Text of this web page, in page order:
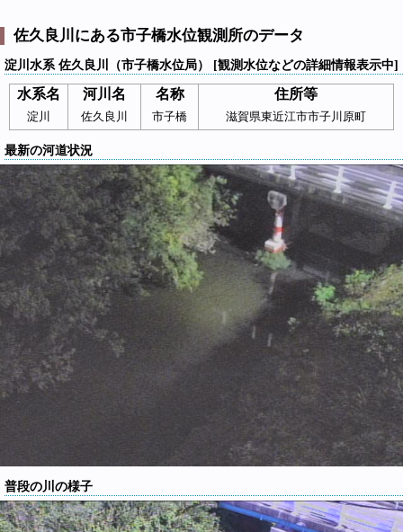
佐久良川にある市子橋水位観測所のデータ
淀川水系 佐久良川（市子橋水位局） [観測水位などの詳細情報表示中]
水系名 河川名 名称 住所等
淀川 佐久良川 市子橋 滋賀県東近江市市子川原町
最新の河道状況
普段の川の様子